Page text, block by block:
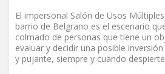
El impersonal Salón de Usos
barrio de Belgrano es el escenario
colmado de personas que tiene un
evaluar y decidir una posible
y pujante, siempre y cuando